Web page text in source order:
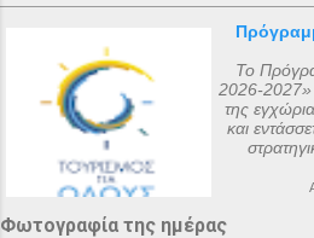
αριθμός που
μεταγενέστερες
αριθμός 318. Ο
τους αριθμεί 250,
Αλεξανδρείας
Το
2026-2027»
της
και
Φωτογραφία της ημέρας